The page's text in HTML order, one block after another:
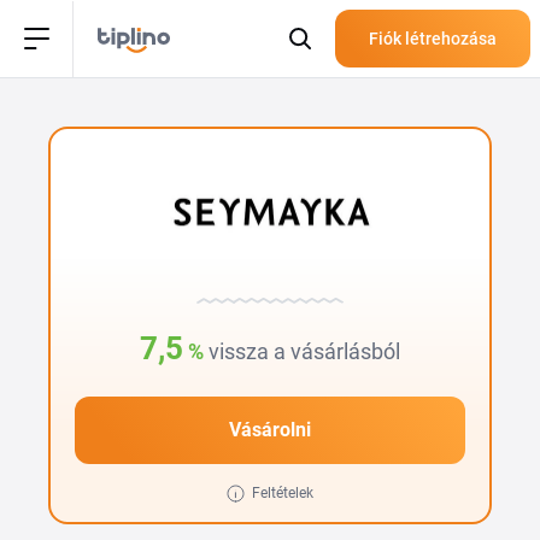
Fiók létrehozása
7,5 %vissza a vásárlásból
Vásárolni
Feltételek